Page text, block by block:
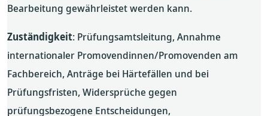
Bearbeitung gewährleistet werden kann.
Zuständigkeit: Prüfungsamtsleitung, Annahme
internationaler Promovendinnen/Promovenden am
Fachbereich, Anträge bei Härtefällen und bei
Prüfungsfristen, Widersprüche gegen
prüfungsbezogene Entscheidungen,